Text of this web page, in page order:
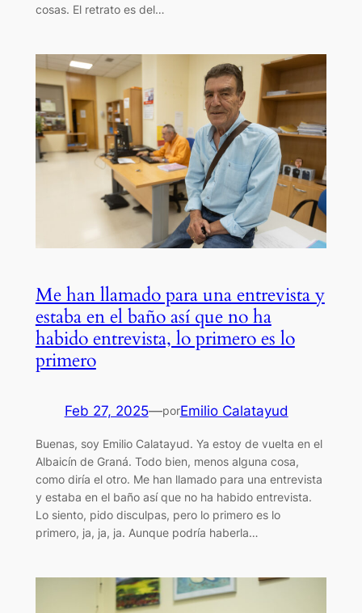
cosas. El retrato es del…
Me han llamado para una entrevista y
estaba en el baño así que no ha
habido entrevista, lo primero es lo
primero
Feb 27, 2025—porEmilio Calatayud
Buenas, soy Emilio Calatayud. Ya estoy de vuelta en el
Albaicín de Graná. Todo bien, menos alguna cosa,
como diría el otro. Me han llamado para una entrevista
y estaba en el baño así que no ha habido entrevista.
Lo siento, pido disculpas, pero lo primero es lo
primero, ja, ja, ja. Aunque podría haberla…